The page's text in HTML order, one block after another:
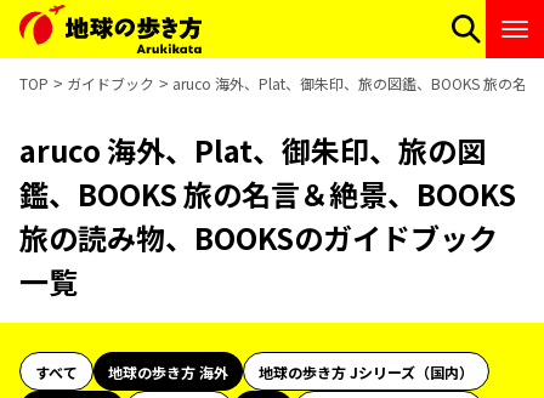
TOP ガイドブック aruco 海外、Plat、御朱印、旅の図鑑、BOOKS 旅の名
aruco 海外、Plat、御朱印、旅の図
鑑、BOOKS 旅の名言＆絶景、BOOKS
旅の読み物、BOOKSのガイドブック
一覧
すべて 地球の歩き方 海外
地球の歩き方 Jシリーズ（国内）